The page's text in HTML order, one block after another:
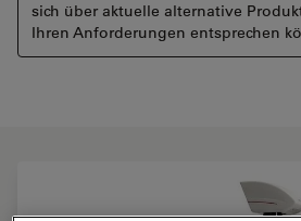
sich über aktuelle alternative
Ihren Anforderungen entsprechen